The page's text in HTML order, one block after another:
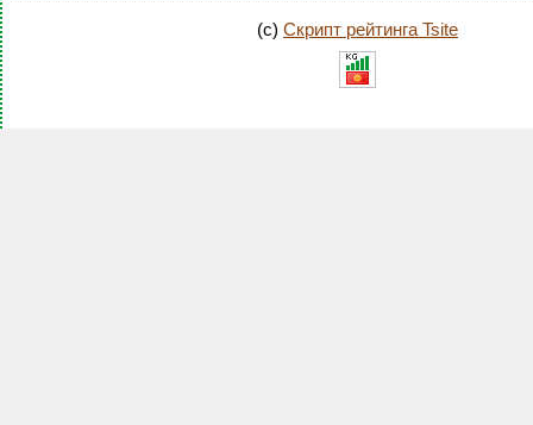
(c) Скрипт рейтинга Tsite